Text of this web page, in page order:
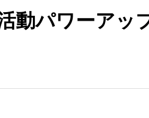
動パワーアッ